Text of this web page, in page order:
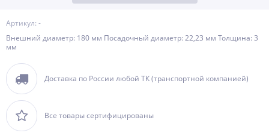
Артикул: -
Внешний диаметр: 180 мм Посадочный диаметр: 22,23 мм Толщина: 3
мм
Доставка по России любой ТК (транспортной компанией)
Все товары сертифицированы